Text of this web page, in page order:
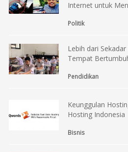
Internet untuk
Politik
Lebih dari
Tempat
Pendidikan
Keunggulan
Hosting Indonesia
Bisnis